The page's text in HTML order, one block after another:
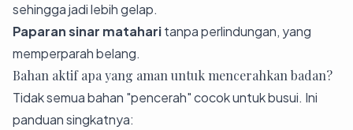
sehingga jadi lebih gelap.
Paparan sinar mataharitanpa perlindungan, yang
memperparah belang.
Bahan aktif apa yang aman untuk mencerahkan badan?
Tidak semua bahan "pencerah" cocok untuk busui. Ini
panduan singkatnya: